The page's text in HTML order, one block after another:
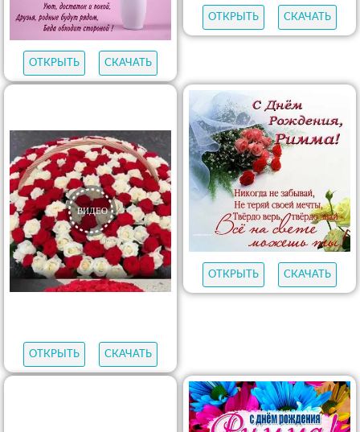
ОТКРЫТЬ СКАЧАТЬ
ОТКРЫТЬ СКАЧАТЬ
ОТКРЫТЬ СКАЧАТЬ
ОТКРЫТЬ СКАЧАТЬ